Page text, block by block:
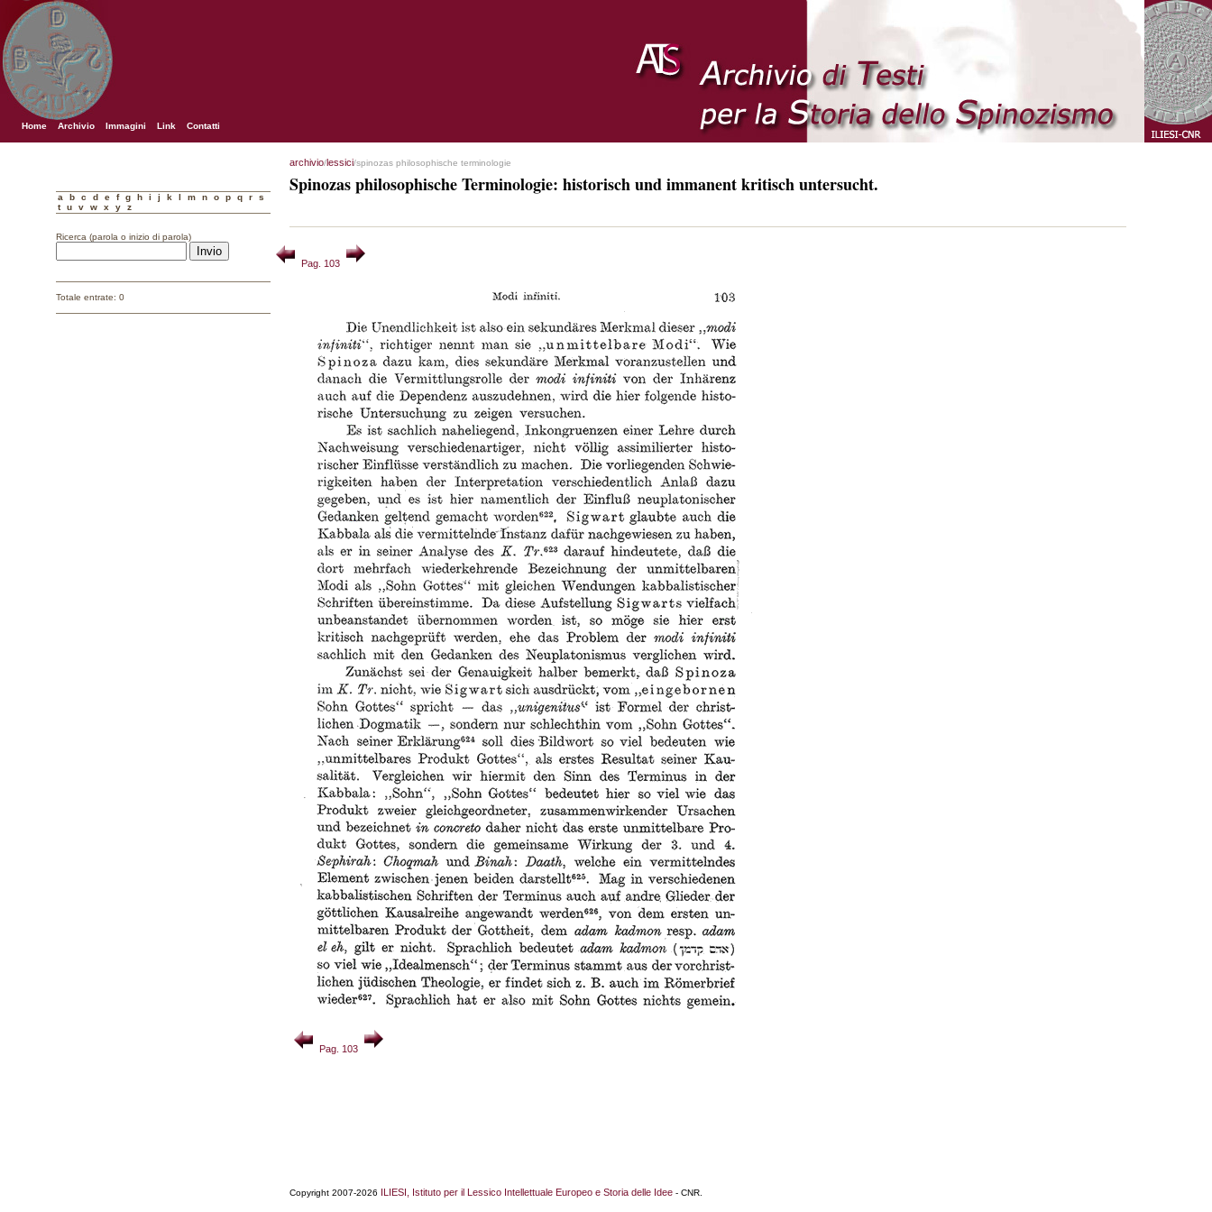
Home Archivio Immagini Link Contatti
a b c d e f g h i j k l m n o p q r
s
t
u v w x y z
Ricerca (parola o inizio di parola)
Totale entrate: 0
archivio/lessici/spinozas philosophische terminologie
Spinozas philosophische Terminologie: historisch und immanent kritisch untersucht.
Pag. 103
Pag. 103
Copyright 2007-2026 ILIESI, Istituto per il Lessico Intellettuale Europeo e Storia delle Idee - CNR.